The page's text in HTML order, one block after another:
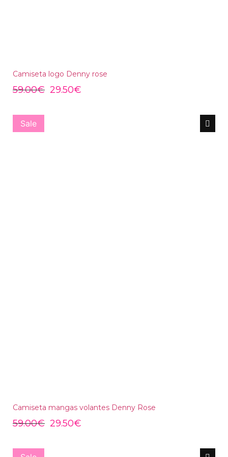
Camiseta logo Denny rose
59.00€ 29.50€
Sale
Camiseta mangas volantes Denny Rose
59.00€ 29.50€